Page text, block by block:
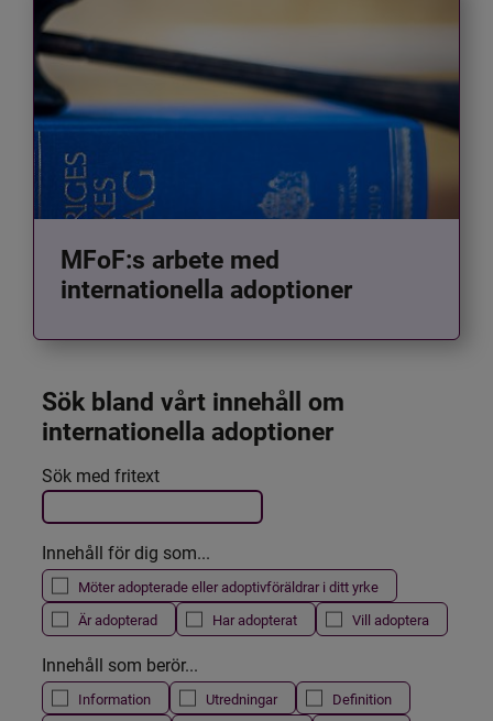
MFoF:s arbete med
internationella adoptioner
Sök bland vårt innehåll om
internationella adoptioner
Filtrera resultatet
Det här formuläret postas automatiskt
Sök med fritext
Innehåll för dig som...
Möter adopterade eller adoptivföräldrar i ditt yrke
Är adopterad
Har adopterat Vill adoptera
Innehåll som berör...
Information Utredningar
Definition